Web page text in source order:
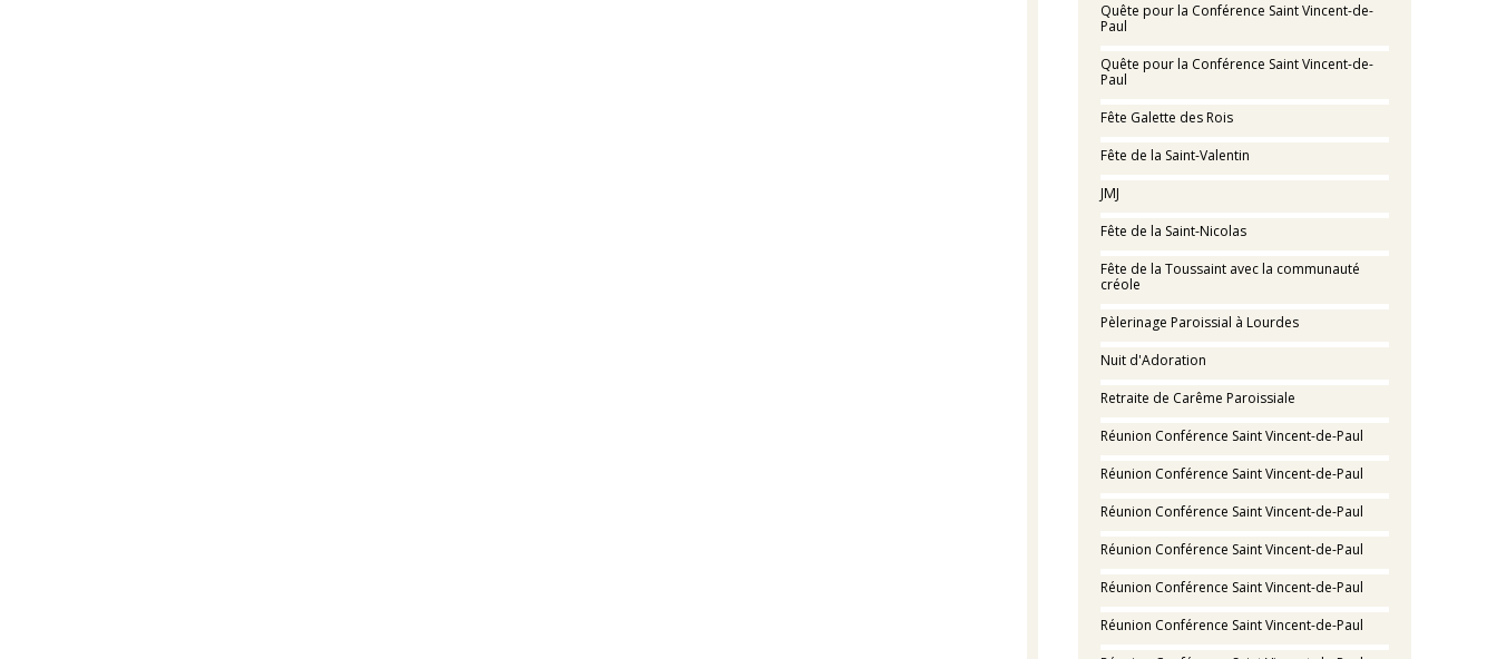
Quête pour la Conférence Saint Vincent-de-
Paul
Quête pour la Conférence Saint Vincent-de-
Paul
Fête Galette des Rois
Fête de la Saint-Valentin
JMJ
Fête de la Saint-Nicolas
Fête de la Toussaint avec la communauté
créole
Pèlerinage Paroissial à Lourdes
Nuit d'Adoration
Retraite de Carême Paroissiale
Réunion Conférence Saint Vincent-de-Paul
Réunion Conférence Saint Vincent-de-Paul
Réunion Conférence Saint Vincent-de-Paul
Réunion Conférence Saint Vincent-de-Paul
Réunion Conférence Saint Vincent-de-Paul
Réunion Conférence Saint Vincent-de-Paul